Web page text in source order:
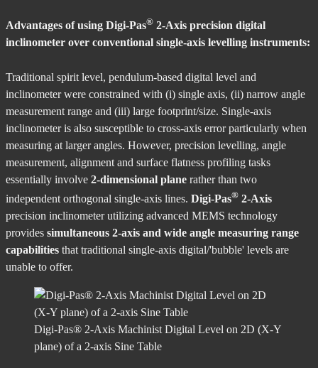
Advantages of using Digi-Pas® 2-Axis precision digital
inclinometer over conventional single-axis levelling instruments:
Traditional spirit level, pendulum-based digital level and
inclinometer were constrained with (i) single axis, (ii) narrow angle
measurement range and (iii) large footprint/size. Single-axis
inclinometer is also susceptible to cross-axis error particularly when
measuring at larger angles. However, precision levelling, angle
measurement, alignment and surface flatness profiling tasks
essentially involve 2-dimensional plane rather than two
independent orthogonal single-axis lines. Digi-Pas® 2-Axis
precision inclinometer utilizing advanced MEMS technology
provides simultaneous 2-axis and wide angle measuring range
capabilities that traditional single-axis digital/'bubble' levels are
unable to offer.
Digi-Pas® 2-Axis Machinist Digital Level on 2D (X-Y
plane) of a 2-axis Sine Table